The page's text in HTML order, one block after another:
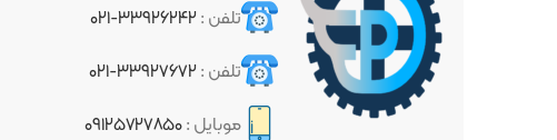
تلفن :
۳۳۹۲۶۲۴۲-۰۲۱
تلفن :
۳۳۹۲۷۶۷۲-۰۲۱
۰۹۱۲۵۷۲۷۸۵۰